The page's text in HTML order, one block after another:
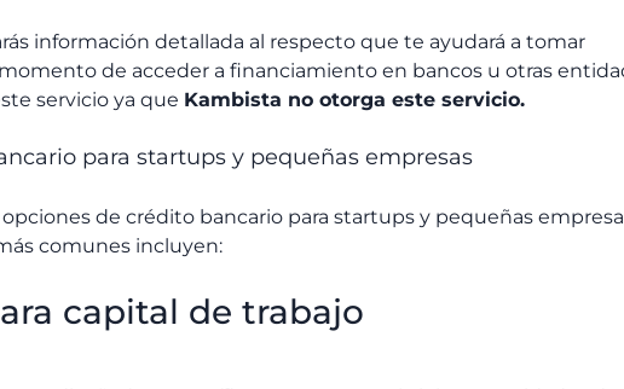
información detallada al respecto que te ayudará a tomar
de acceder a financiamiento en bancos u otras
servicio ya que Kambista no otorga este servicio.
para startups y pequeñas empresas
de crédito bancario para startups y pequeñas
comunes incluyen:
capital de trabajo